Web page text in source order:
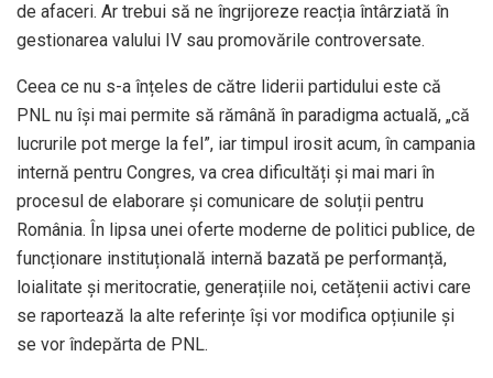
de afaceri. Ar trebui să ne îngrijoreze reacția întârziată în
gestionarea valului IV sau promovările controversate.
Ceea ce nu s-a înțeles de către liderii partidului este că
PNL nu își mai permite să rămână în paradigma actuală, „că
lucrurile pot merge la fel”, iar timpul irosit acum, în campania
internă pentru Congres, va crea dificultăți și mai mari în
procesul de elaborare și comunicare de soluții pentru
România. În lipsa unei oferte moderne de politici publice, de
funcționare instituțională internă bazată pe performanță,
loialitate și meritocratie, generațiile noi, cetățenii activi care
se raportează la alte referințe își vor modifica opțiunile și
se vor îndepărta de PNL.